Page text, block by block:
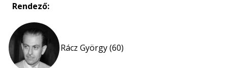
Rendező:
Rácz György (60)